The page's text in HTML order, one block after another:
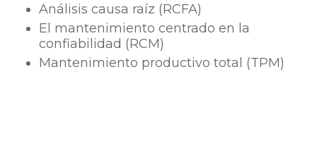
Análisis causa raíz (RCFA)
El mantenimiento centrado en la
confiabilidad (RCM)
Mantenimiento productivo total (TPM)